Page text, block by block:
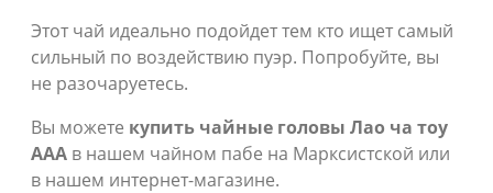
Этот чай идеально подойдет тем кто ищет самый
сильный по воздействию пуэр. Попробуйте, вы
не разочаруетесь.
Вы можете купить чайные головы Лао ча тоу
ААА в нашем чайном пабе на Марксистской или
в нашем интернет-магазине.